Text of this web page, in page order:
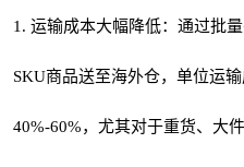
1. 运输成本大幅降低：通过批
SKU商品送至海外仓，单位运
40%-60%，尤其对于重货、大